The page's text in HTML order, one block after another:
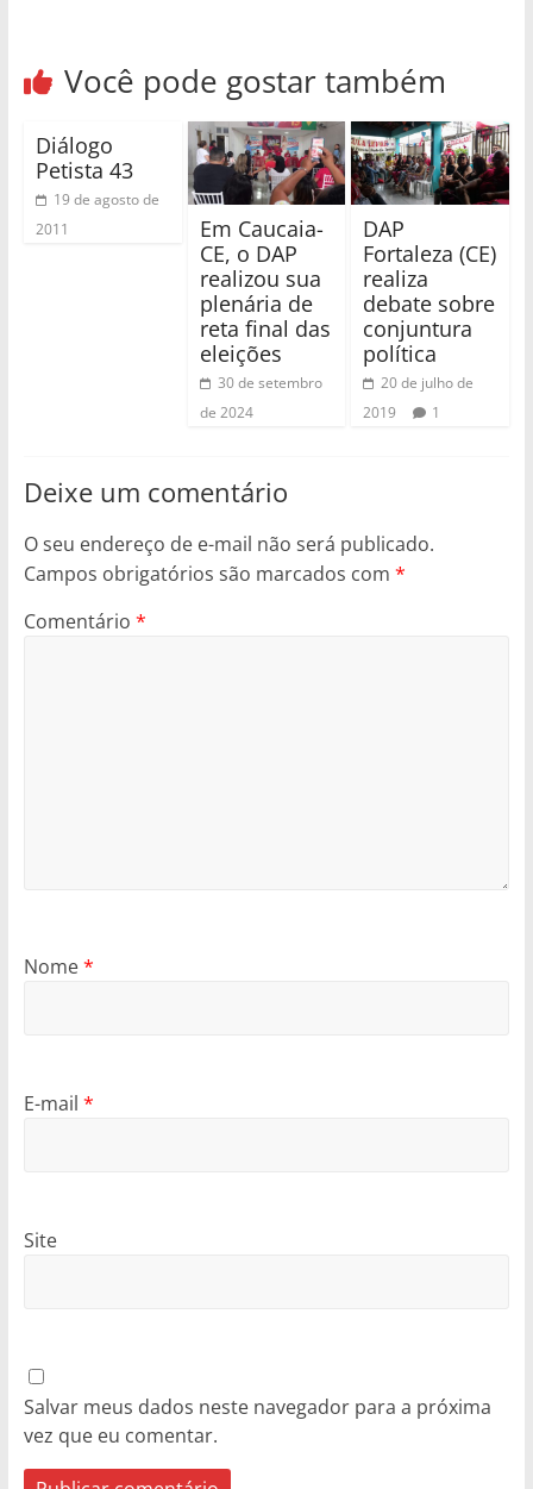
Você pode gostar também
Diálogo
Petista 43
19 de agosto de
2011
Em Caucaia-
CE, o DAP
realizou sua
plenária de
reta final das
eleições
30 de setembro
de 2024
DAP
Fortaleza (CE)
realiza
debate sobre
conjuntura
política
20 de julho de
2019
1
Deixe um comentário
O seu endereço de e-mail não será publicado.
Campos obrigatórios são marcados com *
Comentário *
Nome*
E-mail *
Site
Salvar meus dados neste navegador para a próxima
vez que eu comentar.